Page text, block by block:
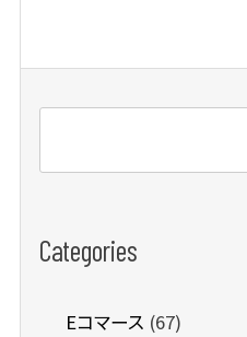
Categories
Eコマース (67)